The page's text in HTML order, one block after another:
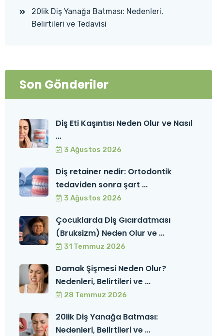
20lik Diş Yanağa Batması: Nedenleri,
Belirtileri ve Tedavisi
Son Gönderiler
Diş Eti Kaşıntısı Neden Olur ve Nasıl
...
3 Ağustos 2026
Diş retainer nedir: Ortodontik
tedaviden sonra şart ...
3 Ağustos 2026
Çocuklarda Diş Gıcırdatması
(Bruksizm) Neden Olur ve ...
31 Temmuz 2026
Damak Şişmesi Neden Olur?
Nedenleri, Belirtileri ve ...
28 Temmuz 2026
20lik Diş Yanağa Batması:
Nedenleri, Belirtileri ve ...